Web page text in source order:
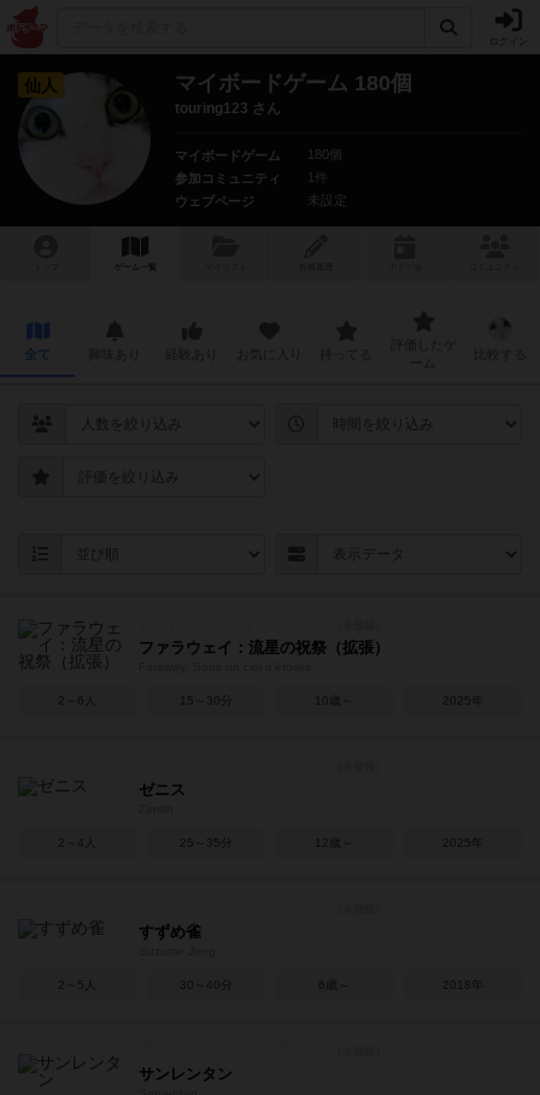
仙人 マイボードゲーム 180個
touring123 さん
マイボードゲーム
180個
参加コミュニティ
1件
ウェブページ
未設定
ゲーム一覧
全て
ファラウェイ：流星の祝祭（拡張）
2～6人 15～30分 10歳～ 2025年
ゼニス
2～4人 25～35分 12歳～ 2025年
すずめ雀
2～5人 30～40分 6歳～ 2018年
サンレンタン